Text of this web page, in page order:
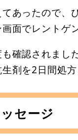
あったので、
面でレントゲ
確認されまし
剤を2日間処方
セージ